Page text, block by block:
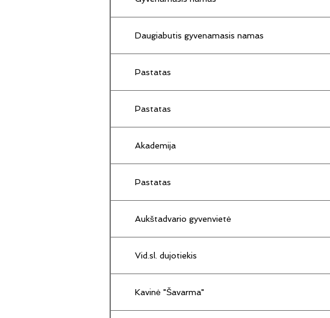
Daugiabutis gyvenamasis namas
Pastatas
Pastatas
Akademija
Pastatas
Aukštadvario gyvenvietė
Vid.sl. dujotiekis
Kavinė "Šavarma"